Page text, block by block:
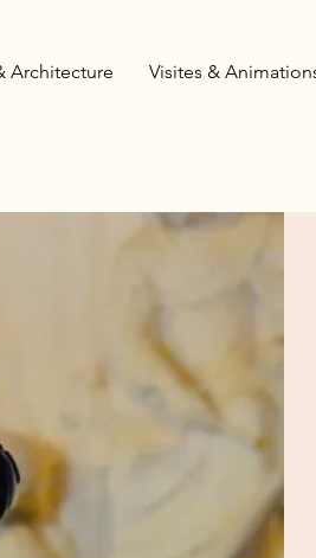
Architecture Visites &